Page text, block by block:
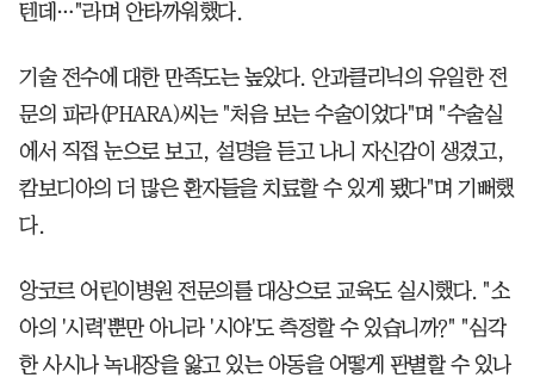
텐데…"라며 안타까워했다.
기술 전수에 대한 만족도는 높았다. 안과클리닉의 유일한 전
문의 파라(PHARA)씨는 "처음 보는 수술이었다"며 "수술실
에서 직접 눈으로 보고, 설명을 듣고 나니 자신감이 생겼고,
캄보디아의 더 많은 환자들을 치료할 수 있게 됐다"며 기뻐했
다.
앙코르 어린이병원 전문의를 대상으로 교육도 실시했다. "소
아의 '시력'뿐만 아니라 '시야'도 측정할 수 있습니까?" "심각
한 사시나 녹내장을 앓고 있는 아동을 어떻게 판별할 수 있나